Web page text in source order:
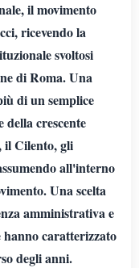
il movimento
ricevendo la
svoltosi
di Roma. Una
di un semplice
della crescente
il Cilento, gli
all'interno
Una scelta
amministrativa e
hanno caratterizzato
degli anni.